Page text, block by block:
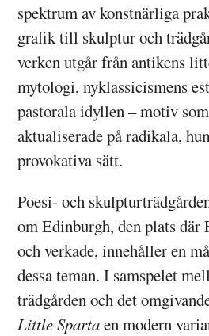
spektrum av konstnärliga
grafik till skulptur och
verken utgår från antikens
mytologi, nyklassicismens
pastorala idyllen – motiv
aktualiserade på radikala,
provokativa sätt.
Poesi- och
om Edinburgh, den plats där
och verkade, innehåller en
dessa teman. I samspelet
trädgården och det
Little Spartaen modern